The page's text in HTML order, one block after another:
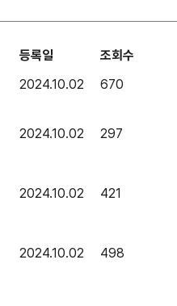
등록일
조회수
2024.10.02 670
2024.10.02 297
2024.10.02 421
2024.10.02 498